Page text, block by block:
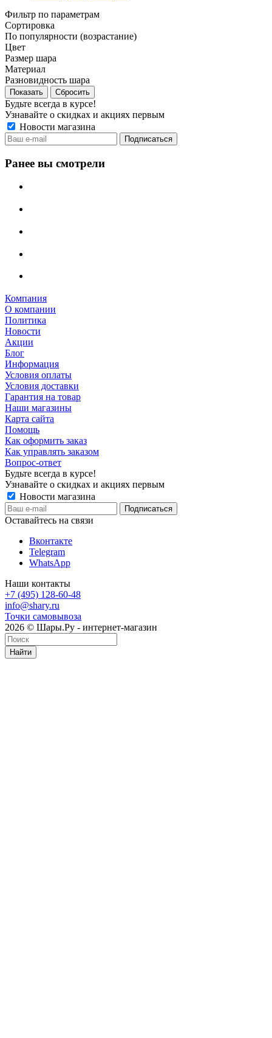
Фильтр по параметрам
Сортировка
По популярности (возрастание)
Цвет
Размер шара
Материал
Разновидность шара
Сбросить
Будьте всегда в курсе!
Узнавайте о скидках и акциях первым
Новости магазина
Ранее вы смотрели
Компания
О компании
Политика
Новости
Акции
Блог
Информация
Условия оплаты
Условия доставки
Гарантия на товар
Наши магазины
Карта сайта
Помощь
Как оформить заказ
Как управлять заказом
Вопрос-ответ
Будьте всегда в курсе!
Узнавайте о скидках и акциях первым
Новости магазина
Оставайтесь на связи
Вконтакте
Telegram
WhatsApp
Наши контакты
+7 (495) 128-60-48
info@shary.ru
Точки самовывоза
2026 © Шары.Ру - интернет-магазин
Найти